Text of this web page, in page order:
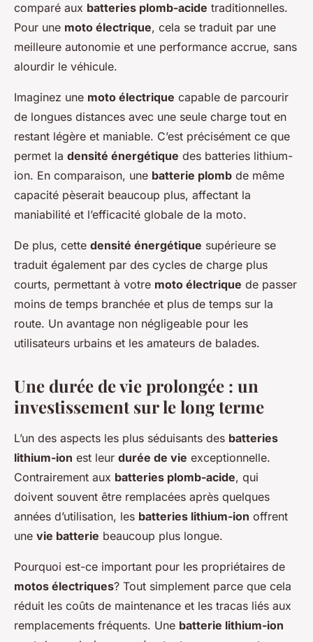
comparé aux batteries plomb-acide traditionnelles.
Pour une moto électrique, cela se traduit par une
meilleure autonomie et une performance accrue, sans
alourdir le véhicule.
Imaginez une moto électrique capable de parcourir
de longues distances avec une seule charge tout en
restant légère et maniable. C’est précisément ce que
permet la densité énergétique des batteries lithium-
ion. En comparaison, une batterie plomb de même
capacité pèserait beaucoup plus, affectant la
maniabilité et l’efficacité globale de la moto.
De plus, cette densité énergétique supérieure se
traduit également par des cycles de charge plus
courts, permettant à votre moto électrique de passer
moins de temps branchée et plus de temps sur la
route. Un avantage non négligeable pour les
utilisateurs urbains et les amateurs de balades.
Une durée de vie prolongée : un
investissement sur le long terme
L’un des aspects les plus séduisants des batteries
lithium-ion est leur durée de vie exceptionnelle.
Contrairement aux batteries plomb-acide, qui
doivent souvent être remplacées après quelques
années d’utilisation, les batteries lithium-ion offrent
une vie batterie beaucoup plus longue.
Pourquoi est-ce important pour les propriétaires de
motos électriques? Tout simplement parce que cela
réduit les coûts de maintenance et les tracas liés aux
remplacements fréquents. Une batterie lithium-ion